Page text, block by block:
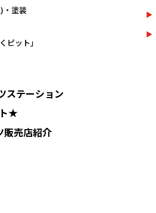
・塗装
ピット」
ステーション
★
販売店紹介